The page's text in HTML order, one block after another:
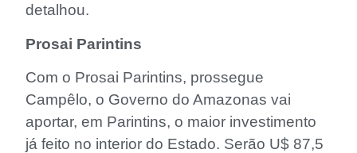
detalhou.
Prosai Parintins
Com o Prosai Parintins, prossegue
Campêlo, o Governo do Amazonas vai
aportar, em Parintins, o maior investimento
já feito no interior do Estado. Serão U$ 87,5